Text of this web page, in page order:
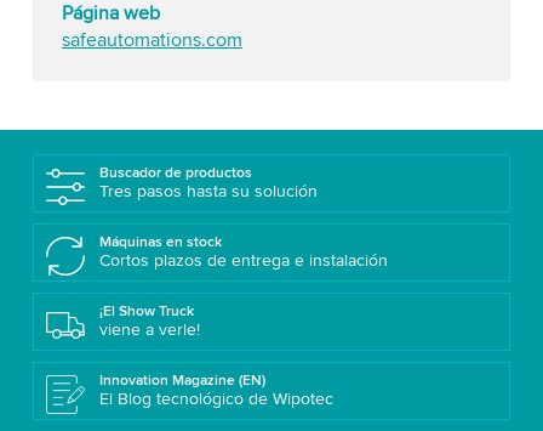
Página web
safeautomations.com
Buscador de productos
Tres pasos hasta su solución
Máquinas en stock
Cortos plazos de entrega e instalación
¡El Show Truck
viene a verle!
Innovation Magazine (EN)
El Blog tecnológico de Wipotec